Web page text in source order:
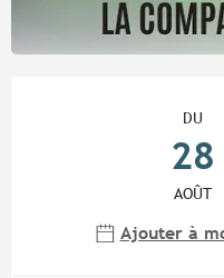
DU
28
AOÛT
Ajouter à